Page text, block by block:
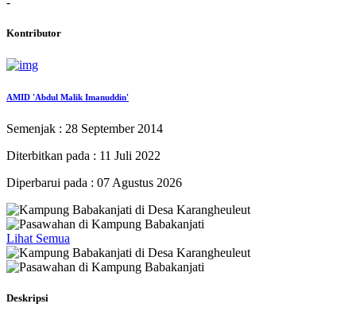
Kontributor
AMID 'Abdul Malik Imanuddin'
Semenjak : 28 September 2014
Diterbitkan pada : 11 Juli 2022
Diperbarui pada : 07 Agustus 2026
Lihat Semua
Deskripsi